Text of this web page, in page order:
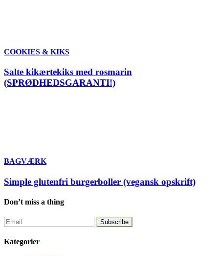
COOKIES & KIKS
Salte kikærtekiks med rosmarin
(SPRØDHEDSGARANTI!)
BAGVÆRK
Simple glutenfri burgerboller (vegansk opskrift)
Don’t miss a thing
Kategorier